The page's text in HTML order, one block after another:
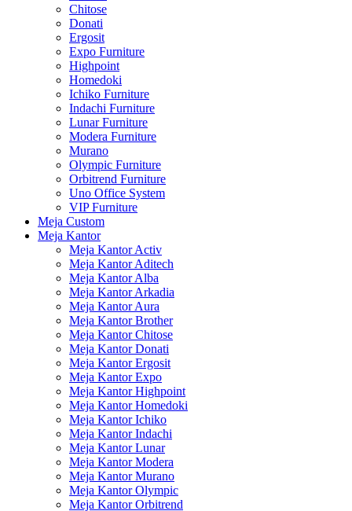
Chitose
Donati
Ergosit
Expo Furniture
Highpoint
Homedoki
Ichiko Furniture
Indachi Furniture
Lunar Furniture
Modera Furniture
Murano
Olympic Furniture
Orbitrend Furniture
Uno Office System
VIP Furniture
Meja Custom
Meja Kantor
Meja Kantor Activ
Meja Kantor Aditech
Meja Kantor Alba
Meja Kantor Arkadia
Meja Kantor Aura
Meja Kantor Brother
Meja Kantor Chitose
Meja Kantor Donati
Meja Kantor Ergosit
Meja Kantor Expo
Meja Kantor Highpoint
Meja Kantor Homedoki
Meja Kantor Ichiko
Meja Kantor Indachi
Meja Kantor Lunar
Meja Kantor Modera
Meja Kantor Murano
Meja Kantor Olympic
Meja Kantor Orbitrend